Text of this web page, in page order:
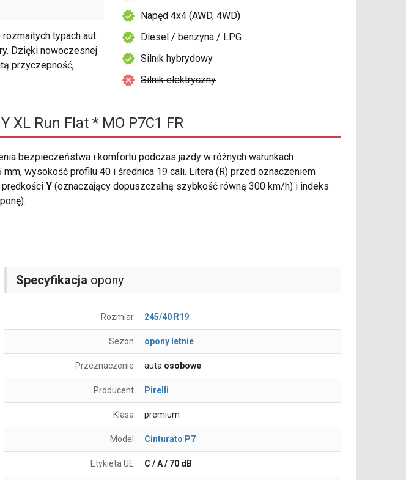
typach aut:
Dzięki nowoczesnej
przyczepność,
Napęd 4x4 (AWD, 4WD)
Diesel / benzyna / LPG
Silnik hybrydowy
Silnik elektryczny
XL Run Flat * MO P7C1 FR
bezpieczeństwa i komfortu podczas jazdy w różnych warunkach
wysokość profilu 40 i średnica 19 cali. Litera (R) przed oznaczeniem
Y (oznaczający dopuszczalną szybkość równą 300 km/h) i indeks
Specyfikacja opony
Rozmiar 245/40 R19
Sezon opony letnie
Przeznaczenie auta osobowe
Producent Pirelli
Klasa premium
Model Cinturato P7
Etykieta UE C / A / 70 dB